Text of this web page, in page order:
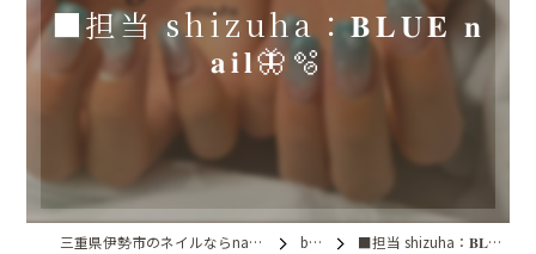
■担当 shizuha：𝐁𝐋𝐔𝐄 𝐧
𝐚𝐢𝐥🦋🫧
三重県伊勢市のネイルならnail salon grow blog ■担当 shizuha：𝐁𝐋𝐔𝐄 𝐧𝐚𝐢𝐥🦋🫧